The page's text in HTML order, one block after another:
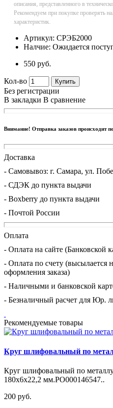
описания, представленного в
Рекомендуем при покупке проверять
характеристик.
Артикул: СРЭБ2000
Налчие: Ожидается
550 руб.
Кол-во Купить
Без регистрации
В закладки В сравнение
Внимание! Отправка заказов происходит
Доставка
- Cамовывоз: г. Самара, ул.
- СДЭК до пункта выдачи
- Boxberry до пункта выдачи
- Почтой России
Оплата
- Оплата на сайте (Банковской
- Оплата по счету (высылается
оформления заказа)
- Наличными и банковской
- Безналичный расчет для Юр.
Рекомендуемые товары
Круг шлифовальный по
Круг шлифовальный по
180х6х22,2 мм.PO000146547..
200 руб.